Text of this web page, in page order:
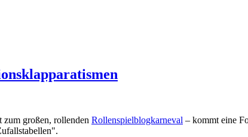
zum großen, rollenden Rollenspielblogkarneval – kommt eine